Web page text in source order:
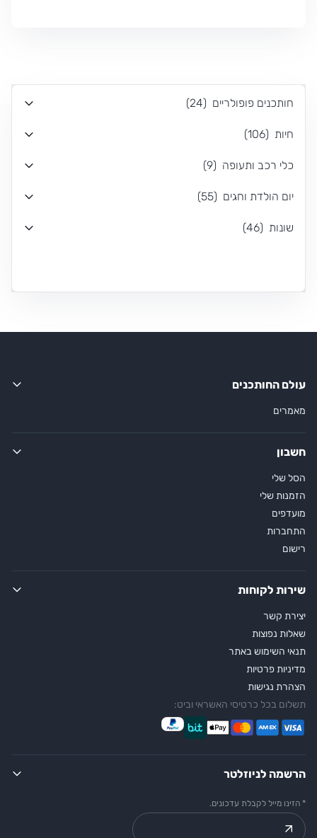
חותכנים פופולריים (
24
)
חיות (
106
)
כלי רכב ותעופה (
9
)
יום הולדת וחגים (
55
)
שונות (
46
)
עולם החותכנים
מאמרים
חשבון
הסל שלי
הזמנות שלי
מועדפים
התחברות
רישום
שירות לקוחות
יצירת קשר
שאלות נפוצות
תנאי השימוש באתר
מדיניות פרטיות
הצהרת נגישות
תשלום בכל כרטיסי האשראי וביט:
הרשמה לניוזלטר
* הזינו מייל לקבלת עדכונים.